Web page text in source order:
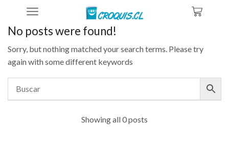
No posts were found!
Sorry, but nothing matched your search terms. Please try
again with some different keywords
Showing all 0 posts